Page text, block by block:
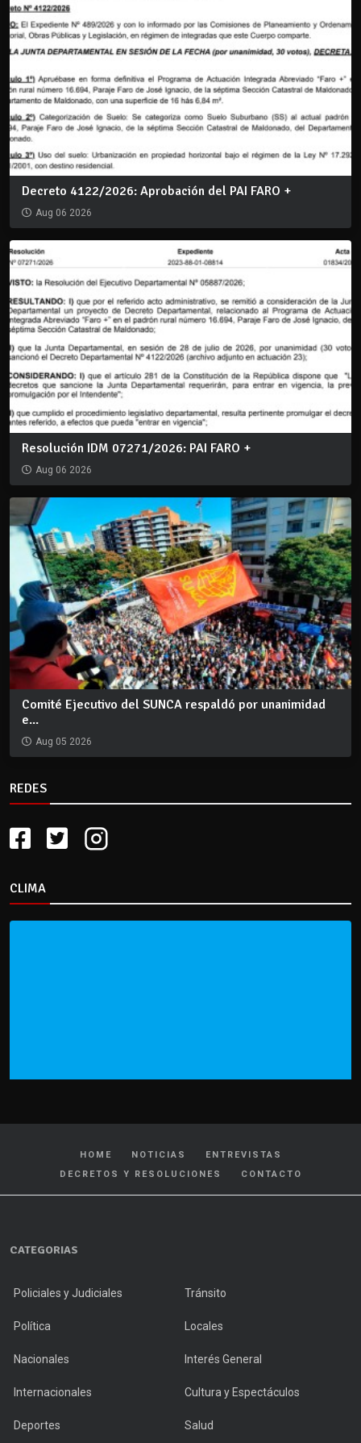
Decreto 4122/2026: Aprobación del PAI FARO +
Aug 06 2026
Resolución IDM 07271/2026: PAI FARO +
Aug 06 2026
Comité Ejecutivo del SUNCA respaldó por unanimidad
e...
Aug 05 2026
REDES
CLIMA
HOME NOTICIAS
ENTREVISTAS
DECRETOS Y RESOLUCIONES
CONTACTO
CATEGORIAS
Policiales y Judiciales Tránsito
Política Locales
Nacionales Interés General
Internacionales Cultura y Espectáculos
Deportes Salud